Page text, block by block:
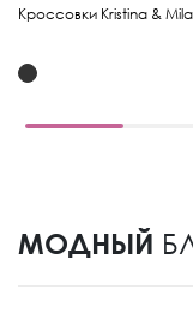
Кроссовки Kristina &
МОДНЫЙ